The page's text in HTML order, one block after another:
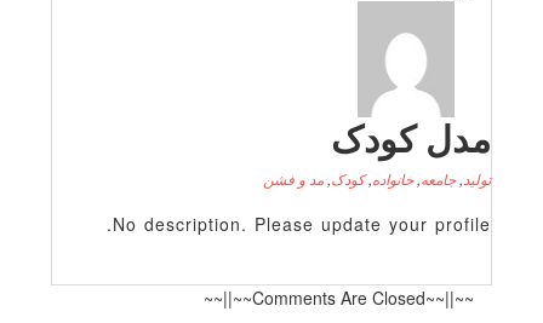
کودک
خانواده,کودک,مد و فشن
No description. Please update your